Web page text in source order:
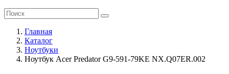
Главная
Каталог
Ноутбуки
Ноутбук Acer Predator G9-591-79KE NX.Q07ER.002